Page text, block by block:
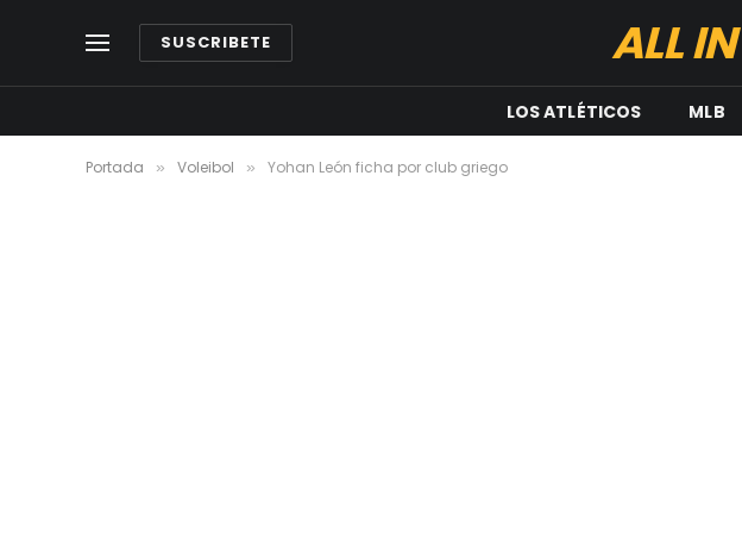
SUSCRIBETE ALL IN
LOS ATLÉTICOS MLB
Portada » Voleibol » Yohan León ficha por club griego